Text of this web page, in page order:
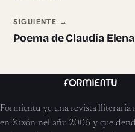
SIGUIENTE →
Poema de Claudia
Formientu ye una revista lliteraria
en Xixón nel añu 2006 y que